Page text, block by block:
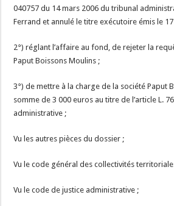
040757 du 14 mars 2006 du tribunal
Ferrand et annulé le titre exécutoire émis le
2°) réglant l’affaire au fond, de rejeter la
Paput Boissons Moulins ;
3°) de mettre à la charge de la société Paput
somme de 3 000 euros au titre de l’article L.
administrative ;
Vu les autres pièces du dossier ;
Vu le code général des collectivités
Vu le code de justice administrative ;